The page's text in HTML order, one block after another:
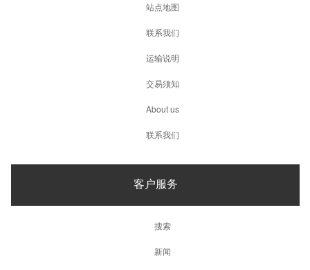
站点地图
联系我们
运输说明
交易须知
About us
联系我们
客户服务
搜索
新闻